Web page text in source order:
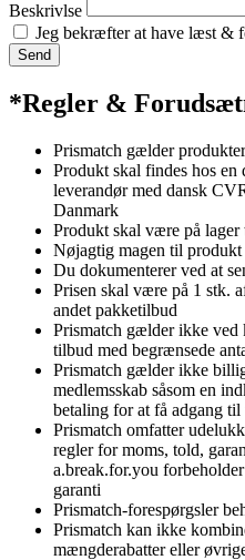
Beskrivlse
Jeg bekræfter at have læst &
Send
*Regler &
Prismatch gælder
Produkt skal findes hos
leverandør med dansk
Danmark
Produkt skal være på
Nøjagtig magen til
Du dokumenterer ved at
Prisen skal være på 1 stk.
andet pakketilbud
Prismatch gælder ikke
tilbud med begrænsede
Prismatch gælder ikke
medlemsskab såsom en
betaling for at få adgang
Prismatch omfatter
regler for moms, told,
a.break.for.you
garanti
Prismatch-forespørgsler
Prismatch kan ikke
mængderabatter eller